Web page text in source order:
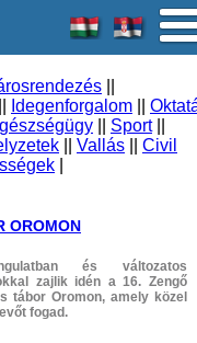
Idegenforgalom
Sport||
Vallás
Civil
OROMON
és változatos
zajlik idén a 16. Zengő
tábor Oromon, amely közel
fogad.